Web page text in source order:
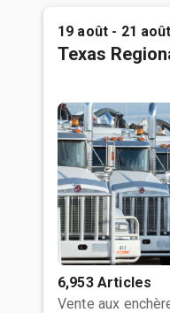
19 août - 21 août
Texas
6,953 Articles
Vente aux